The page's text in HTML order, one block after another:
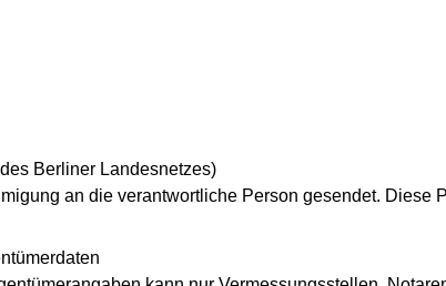
Berliner Landesnetzes)
an die verantwortliche Person gesendet. Diese